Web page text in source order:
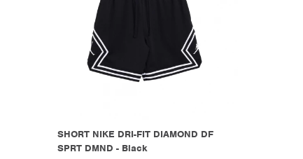
SHORT NIKE DRI-FIT DIAMOND DF
SPRT DMND - Black